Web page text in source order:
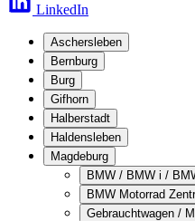
LinkedIn
Aschersleben
Bernburg
Burg
Gifhorn
Halberstadt
Haldensleben
Magdeburg
BMW / BMW i /
BMW Motorrad
Gebrauchtwagen /